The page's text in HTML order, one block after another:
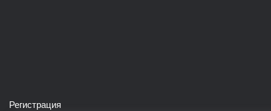
Регистрация